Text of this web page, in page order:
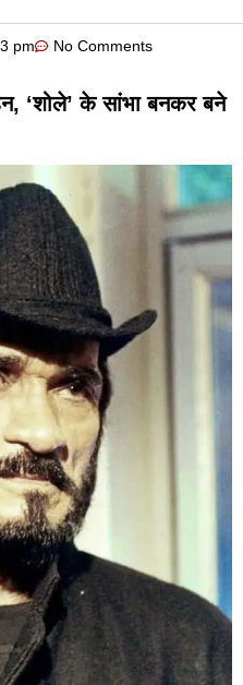
pm No Comments
‘शोले’ के सांभा बनकर बने